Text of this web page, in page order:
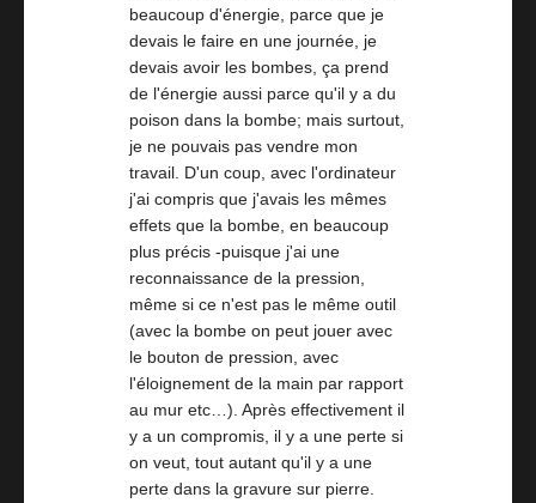
beaucoup d'énergie, parce que je
devais le faire en une journée, je
devais avoir les bombes, ça prend
de l'énergie aussi parce qu'il y a du
poison dans la bombe; mais surtout,
je ne pouvais pas vendre mon
travail. D'un coup, avec l'ordinateur
j'ai compris que j'avais les mêmes
effets que la bombe, en beaucoup
plus précis -puisque j'ai une
reconnaissance de la pression,
même si ce n'est pas le même outil
(avec la bombe on peut jouer avec
le bouton de pression, avec
l'éloignement de la main par rapport
au mur etc…). Après effectivement il
y a un compromis, il y a une perte si
on veut, tout autant qu'il y a une
perte dans la gravure sur pierre.